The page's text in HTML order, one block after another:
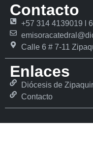
Contacto
+57 314 4139019 l
Calle 6 # 7-11
Enlaces
Diócesis de
Contacto